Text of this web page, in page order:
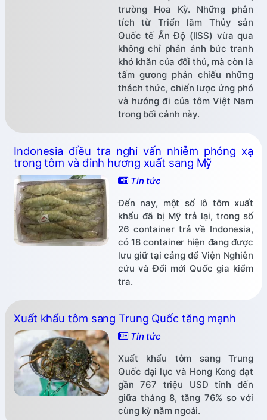
trường Hoa Kỳ. Những phân
tích từ Triển lãm Thủy sản
Quốc tế Ấn Độ (IISS) vừa qua
không chỉ phản ánh bức tranh
khó khăn của đối thủ, mà còn là
tấm gương phản chiếu những
thách thức, chiến lược ứng phó
và hướng đi của tôm Việt Nam
trong bối cảnh này.
Indonesia điều tra nghi vấn nhiễm phóng xạ
trong tôm và đinh hương xuất sang Mỹ
Tin tức
Đến nay, một số lô tôm xuất
khẩu đã bị Mỹ trả lại, trong số
26 container trả về Indonesia,
có 18 container hiện đang được
lưu giữ tại cảng để Viện Nghiên
cứu và Đổi mới Quốc gia kiểm
tra.
Xuất khẩu tôm sang Trung Quốc tăng mạnh
Tin tức
Xuất khẩu tôm sang Trung
Quốc đại lục và Hong Kong đạt
gần 767 triệu USD tính đến
giữa tháng 8, tăng 76% so với
cùng kỳ năm ngoái.